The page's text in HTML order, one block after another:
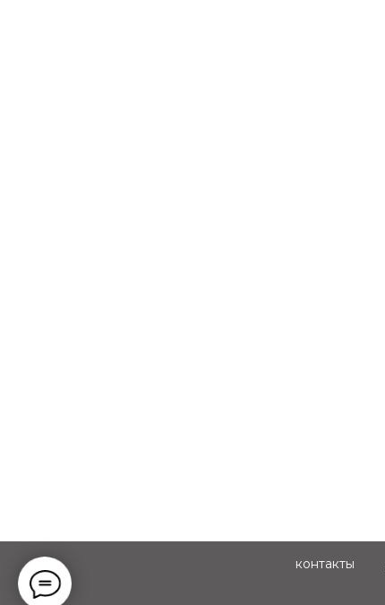
контакты